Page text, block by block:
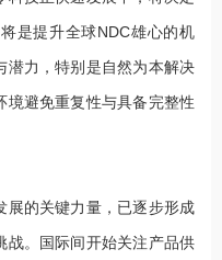
是提升全球NDC雄心的机
潜力，特别是自然为本解决
境避免重复性与具备完整性
展的关键力量，已逐步形成
战。国际间开始关注产品供